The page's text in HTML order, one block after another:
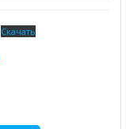
Скачать